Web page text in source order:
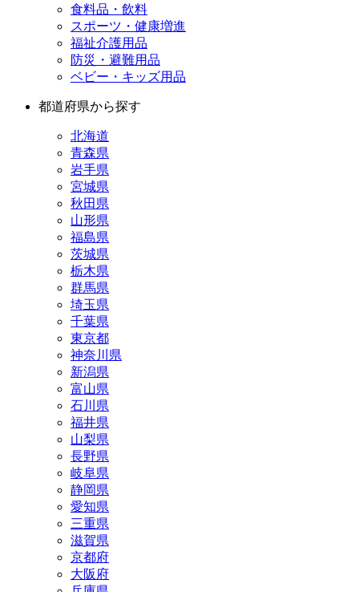
食料品・飲料
スポーツ・健康増進
福祉介護用品
防災・避難用品
ベビー・キッズ用品
都道府県から探す
北海道
青森県
岩手県
宮城県
秋田県
山形県
福島県
茨城県
栃木県
群馬県
埼玉県
千葉県
東京都
神奈川県
新潟県
富山県
石川県
福井県
山梨県
長野県
岐阜県
静岡県
愛知県
三重県
滋賀県
京都府
大阪府